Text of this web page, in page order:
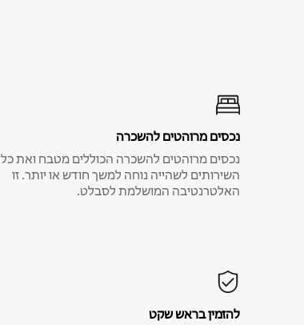
נכסים מרוהטים להשכרה
נכסים מרוהטים להשכרה הכוללים מטבח ואת כל
השירותים לשהייה נוחה למשך חודש או יותר. זו
האלטרנטיבה המושלמת לסבלט.
להזמין בראש שקט